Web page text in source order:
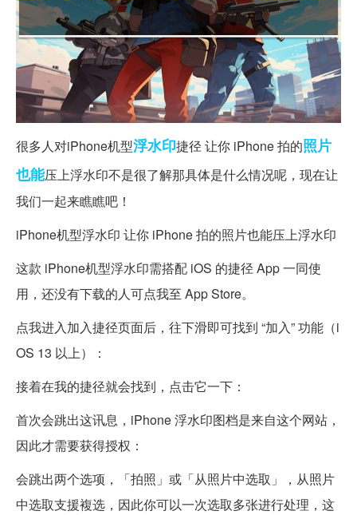
很多人对iPhone机型浮水印捷径 让你 iPhone 拍的照片
也能压上浮水印不是很了解那具体是什么情况呢，现在让
我们一起来瞧瞧吧！
iPhone机型浮水印 让你 iPhone 拍的照片也能压上浮水印
这款 iPhone机型浮水印需搭配 iOS 的捷径 App 一同使
用，还没有下载的人可点我至 App Store。
点我进入加入捷径页面后，往下滑即可找到 “加入” 功能（i
OS 13 以上）：
接着在我的捷径就会找到，点击它一下：
首次会跳出这讯息，iPhone 浮水印图档是来自这个网站，
因此才需要获得授权：
会跳出两个选项，「拍照」或「从照片中选取」，从照片
中选取支援複选，因此你可以一次选取多张进行处理，这